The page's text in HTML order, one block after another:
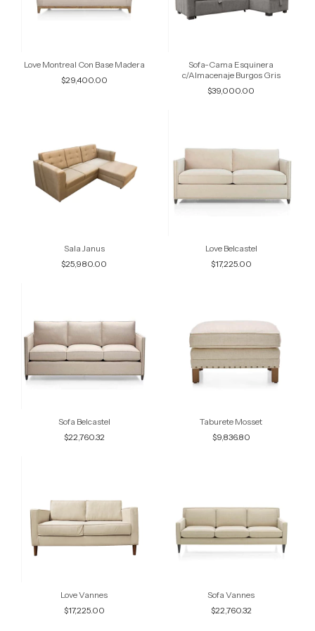
Love Montreal Con Base Madera
$29,400.00
Sofa-Cama Esquinera
c/Almacenaje Burgos Gris
$39,000.00
Sala Janus
$25,980.00
Love Belcastel
$17,225.00
Sofa Belcastel
$22,760.32
Taburete Mosset
$9,836.80
Love Vannes
$17,225.00
Sofa Vannes
$22,760.32